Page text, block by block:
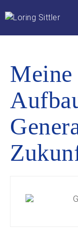
Meine